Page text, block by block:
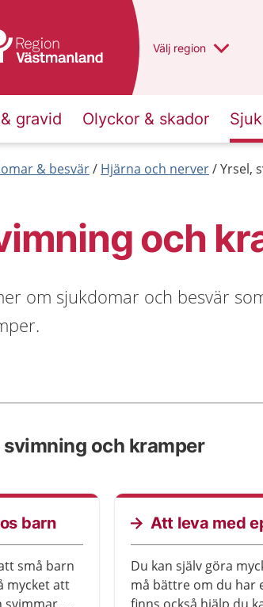
Du har valt region
Välj en annan
region
gravid Olyckor & skador
& besvär Hjärna och nerver Yrsel,
och
om sjukdomar och besvär
svimning och kramper
barn
små barn
mycket att
Att leva med
Du kan själv göra
må bättre om du har